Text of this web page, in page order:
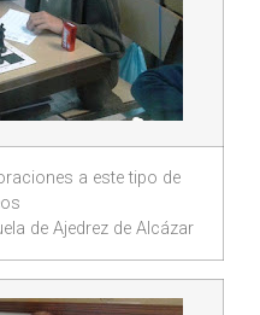
a este tipo de
de Ajedrez de Alcázar